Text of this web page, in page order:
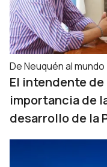
De Neuquén al mundo
El intendente
importancia de
desarrollo de la